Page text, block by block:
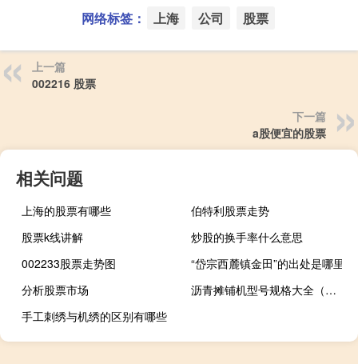
网络标签： 上海 公司 股票
上一篇
002216 股票
下一篇
a股便宜的股票
相关问题
上海的股票有哪些
伯特利股票走势
股票k线讲解
炒股的换手率什么意思
002233股票走势图
“岱宗西麓镇金田”的出处是哪里
分析股票市场
沥青摊铺机型号规格大全（沥青摊铺机型号）
手工刺绣与机绣的区别有哪些